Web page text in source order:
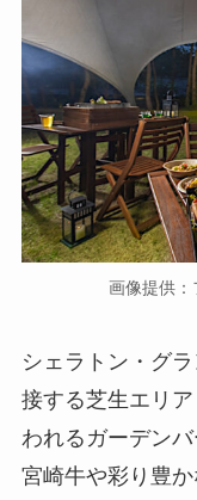
画像提供：
シェラトン・グ
接する芝生エリ
われるガーデンバ
宮崎牛や彩り豊